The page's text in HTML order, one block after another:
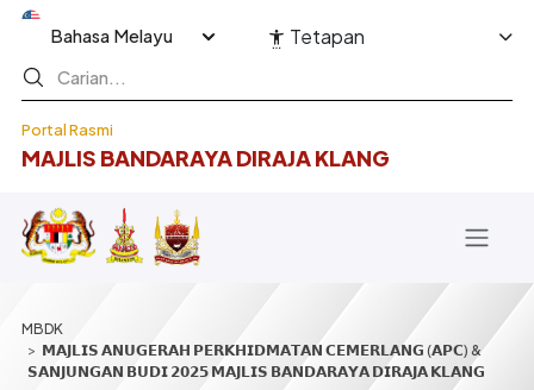
Langkau ke kandungan utama
Portal Rasmi
MAJLIS BANDARAYA DIRAJA KLANG
Select your language Tetapan
Breadcrumb
𝗠𝗔𝗝𝗟𝗜𝗦 𝗔𝗡𝗨𝗚𝗘𝗥𝗔𝗛 𝗣𝗘𝗥𝗞𝗛𝗜𝗗𝗠𝗔𝗧𝗔𝗡 𝗖𝗘𝗠𝗘𝗥𝗟𝗔𝗡𝗚 (𝗔𝗣𝗖) &
𝗦𝗔𝗡𝗝𝗨𝗡𝗚𝗔𝗡 𝗕𝗨𝗗𝗜 𝟮𝟬𝟮𝟱 𝗠𝗔𝗝𝗟𝗜𝗦 𝗕𝗔𝗡𝗗𝗔𝗥𝗔𝗬𝗔 𝗗𝗜𝗥𝗔𝗝𝗔 𝗞𝗟𝗔𝗡𝗚